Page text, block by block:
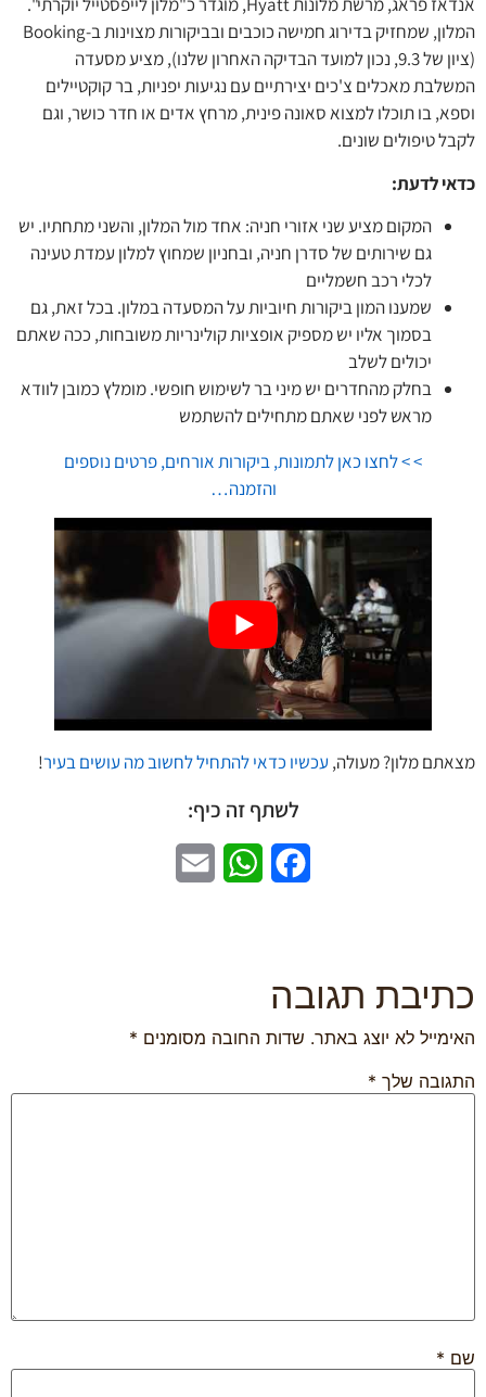
המלון, שמחזיק בדירוג חמישה כוכבים ובביקורות מצוינות ב-Booking
(ציון של 9.3, נכון למועד הבדיקה האחרון שלנו), מציע מסעדה
המשלבת מאכלים צ'כים יצירתיים עם נגיעות יפניות, בר קוקטיילים
וספא, בו תוכלו למצוא סאונה פינית, מרחץ אדים או חדר כושר, וגם
לקבל טיפולים שונים.
כדאי לדעת:
המקום מציע שני אזורי חניה: אחד מול המלון, והשני מתחתיו. יש
גם שירותים של סדרן חניה, ובחניון שמחוץ למלון עמדת טעינה
לכלי רכב חשמליים
שמענו המון ביקורות חיוביות על המסעדה במלון. בכל זאת, גם
בסמוך אליו יש מספיק אופציות קולינריות משובחות, ככה שאתם
יכולים לשלב
בחלק מהחדרים יש מיני בר לשימוש חופשי. מומלץ כמובן לוודא
מראש לפני שאתם מתחילים להשתמש
> > לחצו כאן לתמונות, ביקורות אורחים, פרטים נוספים
והזמנה…
מצאתם מלון? מעולה,עכשיו כדאי להתחיל לחשוב מה עושים בעיר!
לשתף זה כיף:
Facebook
WhatsApp
כתיבת תגובה
האימייל לא יוצג באתר. שדות החובה מסומנים *
התגובה שלך *
שם *